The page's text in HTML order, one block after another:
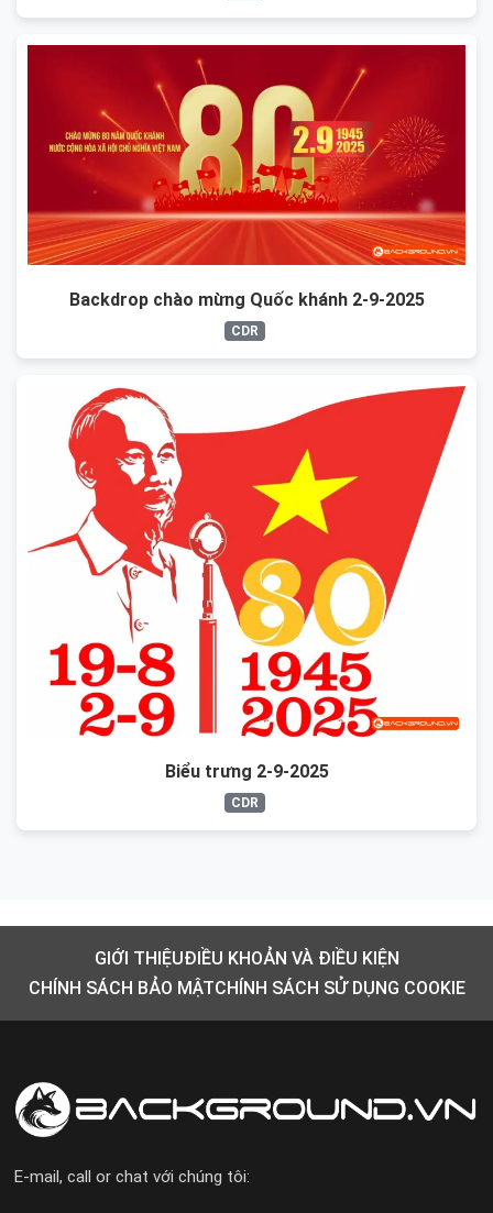
Backdrop chào mừng Quốc khánh 2-9-2025
CDR
Biểu trưng 2-9-2025
CDR
GIỚI THIỆUĐIỀU KHOẢN VÀ ĐIỀU KIỆN
CHÍNH SÁCH BẢO MẬTCHÍNH SÁCH SỬ DỤNG COOKIE
E-mail, call or chat với chúng tôi: